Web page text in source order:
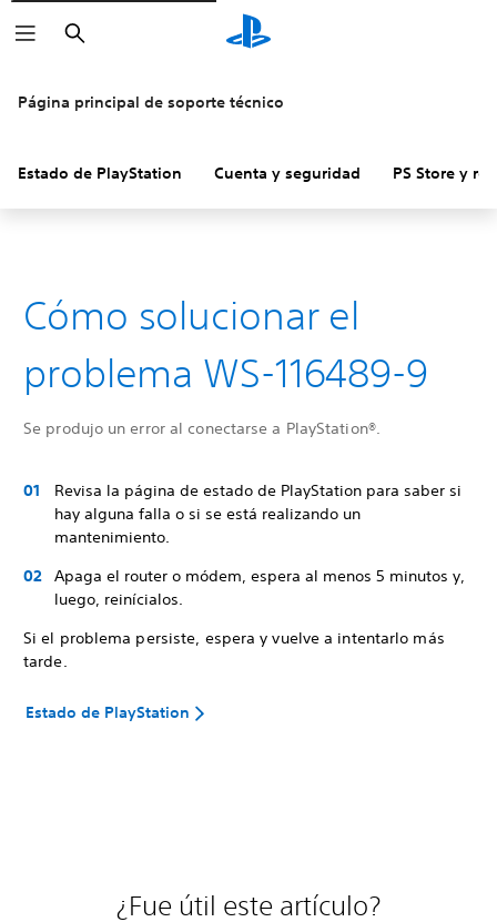
Buscar
Página principal de soporte técnico
Estado de PlayStation Cuenta y seguridad PS Store y
Cómo solucionar el
problema WS-116489-9
Se produjo un error al conectarse a PlayStation®.
Revisa la página de estado de PlayStation para saber si
hay alguna falla o si se está realizando un
mantenimiento.
Apaga el router o módem, espera al menos 5 minutos y,
luego, reinícialos.
Si el problema persiste, espera y vuelve a intentarlo más
tarde.
Estado de PlayStation
¿Fue útil este artículo?